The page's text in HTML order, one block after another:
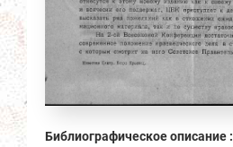
Библиографическое описание :